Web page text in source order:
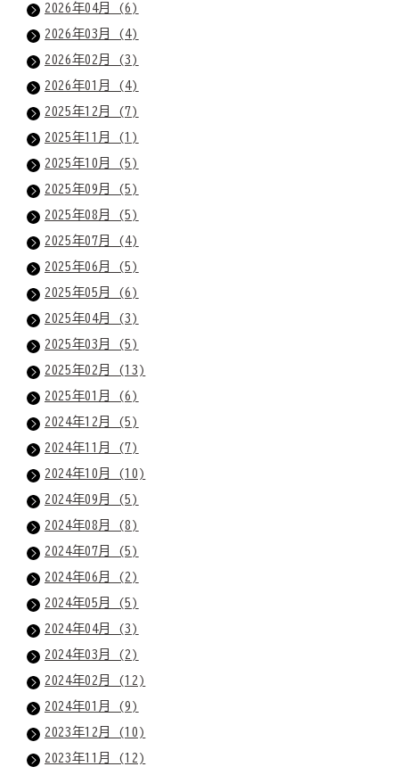
2026年04月 (6)
2026年03月 (4)
2026年02月 (3)
2026年01月 (4)
2025年12月 (7)
2025年11月 (1)
2025年10月 (5)
2025年09月 (5)
2025年08月 (5)
2025年07月 (4)
2025年06月 (5)
2025年05月 (6)
2025年04月 (3)
2025年03月 (5)
2025年02月 (13)
2025年01月 (6)
2024年12月 (5)
2024年11月 (7)
2024年10月 (10)
2024年09月 (5)
2024年08月 (8)
2024年07月 (5)
2024年06月 (2)
2024年05月 (5)
2024年04月 (3)
2024年03月 (2)
2024年02月 (12)
2024年01月 (9)
2023年12月 (10)
2023年11月 (12)